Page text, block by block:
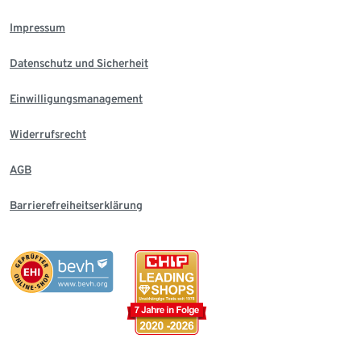
Impressum
Datenschutz und Sicherheit
Einwilligungsmanagement
Widerrufsrecht
AGB
Barrierefreiheitserklärung